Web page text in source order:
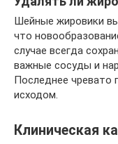
Шейные жировики
что
случае всегда
важные сосуды и
Последнее чревато
исходом.
Клиническая